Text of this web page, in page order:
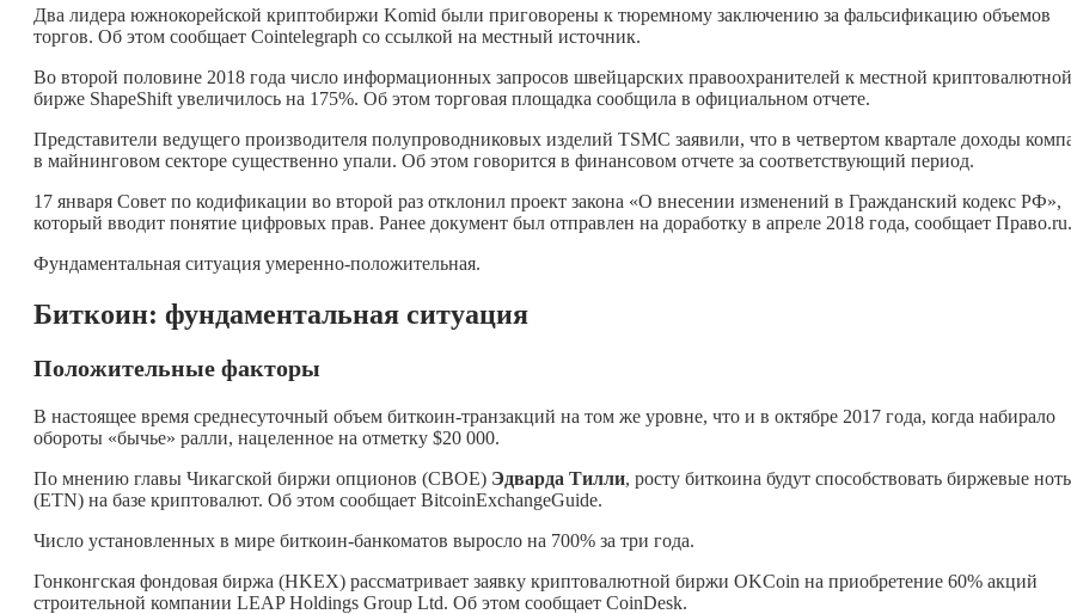
Два лидера южнокорейской криптобиржи Komid были приговорены к тюремному заключению за фальсификацию объемов
торгов. Об этом сообщает Cointelegraph со ссылкой на местный источник.
Во второй половине 2018 года число информационных запросов швейцарских правоохранителей к местной криптовалютной
бирже ShapeShift увеличилось на 175%. Об этом торговая площадка сообщила в официальном отчете.
Представители ведущего производителя полупроводниковых изделий TSMC заявили, что в четвертом квартале доходы
в майнинговом секторе существенно упали. Об этом говорится в финансовом отчете за соответствующий период.
17 января Совет по кодификации во второй раз отклонил проект закона «О внесении изменений в Гражданский кодекс РФ»,
который вводит понятие цифровых прав. Ранее документ был отправлен на доработку в апреле 2018 года, сообщает Право.ru.
Фундаментальная ситуация умеренно-положительная.
Биткоин: фундаментальная ситуация
Положительные факторы
В настоящее время среднесуточный объем биткоин-транзакций на том же уровне, что и в октябре 2017 года, когда набирало
обороты «бычье» ралли, нацеленное на отметку $20 000.
По мнению главы Чикагской биржи опционов (CBOE) Эдварда Тилли, росту биткоина будут способствовать биржевые
(ETN) на базе криптовалют. Об этом сообщает BitcoinExchangeGuide.
Число установленных в мире биткоин-банкоматов выросло на 700% за три года.
Гонконгская фондовая биржа (HKEX) рассматривает заявку криптовалютной биржи OKCoin на приобретение 60% акций
строительной компании LEAP Holdings Group Ltd. Об этом сообщает CoinDesk.